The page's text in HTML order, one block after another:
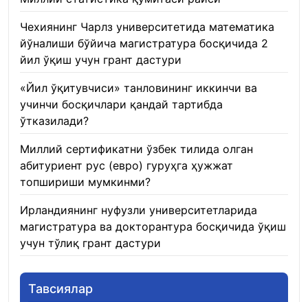
Чехиянинг Чарлз университетида математика
йўналиши бўйича магистратура босқичида 2
йил ўқиш учун грант дастури
«Йил ўқитувчиси» танловининг иккинчи ва
учинчи босқичлари қандай тартибда
ўтказилади?
Миллий сертификатни ўзбек тилида олган
абитуриент рус (евро) гуруҳга ҳужжат
топшириши мумкинми?
Ирландиянинг нуфузли университетларида
магистратура ва докторантура босқичида ўқиш
учун тўлиқ грант дастури
Тавсиялар